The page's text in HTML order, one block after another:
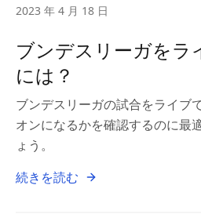
2023 年 4 月 18 日
ブンデスリーガをラ
には？
ブンデスリーガの試合をライブ
オンになるかを確認するのに最
ょう。
続きを読む